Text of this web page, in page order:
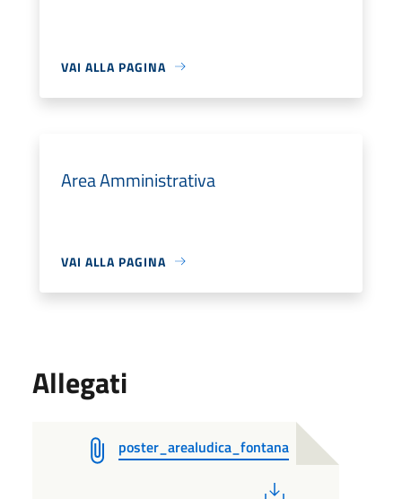
VAI ALLA PAGINA
Area Amministrativa
VAI ALLA PAGINA
Allegati
poster_arealudica_fontana